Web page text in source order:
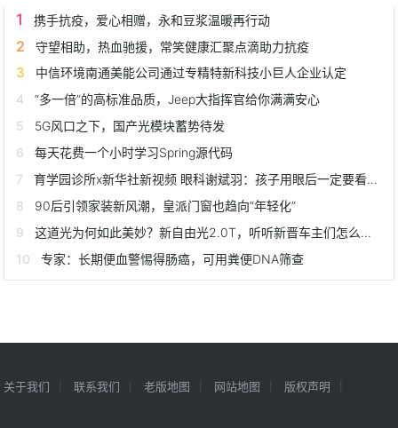
携手抗疫，爱心相赠，永和豆浆温暖再行动
守望相助，热血驰援，常笑健康汇聚点滴助力抗疫
中信环境南通美能公司通过专精特新科技小巨人企业认定
“多一倍”的高标准品质，Jeep大指挥官给你满满安心
5G风口之下，国产光模块蓄势待发
每天花费一个小时学习Spring源代码
育学园诊所x新华社新视频 眼科谢斌羽：孩子用眼后一定要看远处
90后引领家装新风潮，皇派门窗也趋向“年轻化”
这道光为何如此美妙？新自由光2.0T，听听新晋车主们怎么说它
专家：长期便血警惕得肠癌，可用粪便DNA筛查
关于我们 联系我们 老版地图 网站地图 版权声明